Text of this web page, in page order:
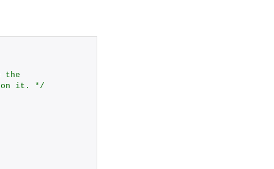
the
it. */